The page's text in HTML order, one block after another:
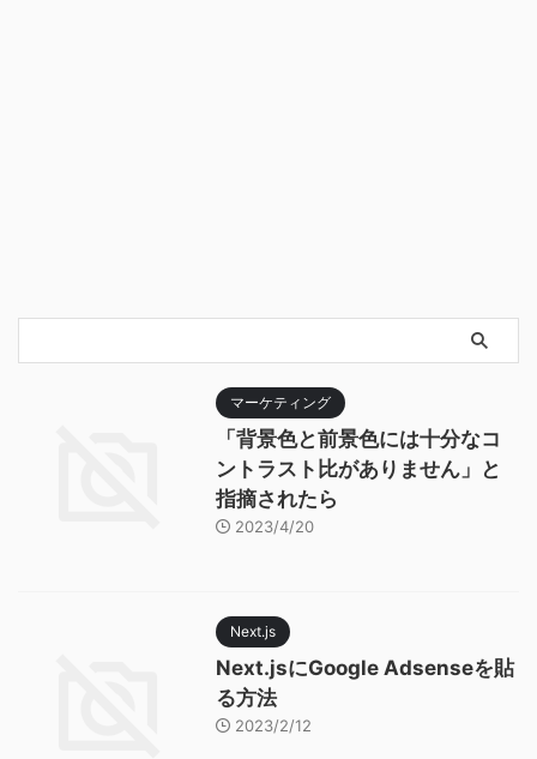
マーケティング
「背景色と前景色には十分なコ
ントラスト比がありません」と
指摘されたら
2023/4/20
Next.js
Next.jsにGoogle Adsenseを貼
る方法
2023/2/12